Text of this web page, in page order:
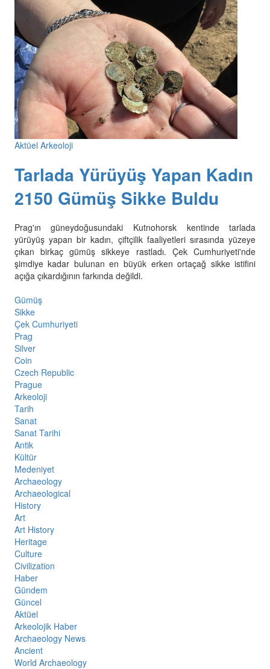
Aktüel Arkeoloji
Tarlada Yürüyüş Yapan Kadın
2150 Gümüş Sikke Buldu
Prag'ın güneydoğusundaki Kutnohorsk kentinde tarlada
yürüyüş yapan bir kadın, çiftçilik faaliyetleri sırasında yüzeye
çıkan birkaç gümüş sikkeye rastladı. Çek Cumhuriyeti'nde
şimdiye kadar bulunan en büyük erken ortaçağ sikke istifini
açığa çıkardığının farkında değildi.
Gümüş
Sikke
Çek Cumhuriyeti
Prag
Silver
Coin
Czech Republic
Prague
Arkeoloji
Tarih
Sanat
Sanat Tarihi
Antik
Kültür
Medeniyet
Archaeology
Archaeological
History
Art
Art History
Heritage
Culture
Civilization
Haber
Gündem
Güncel
Aktüel
Arkeolojik Haber
Archaeology News
Ancient
World Archaeology